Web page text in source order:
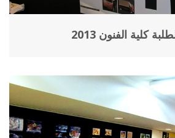
كلية الفنون 2013